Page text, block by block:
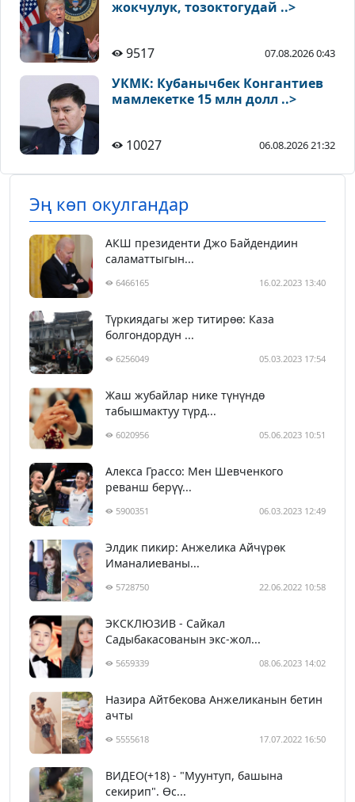
жокчулук, тозоктогудай ..>
9517 07.08.2026 0:43
УКМК: Кубанычбек Конгантиев
мамлекетке 15 млн долл ..>
10027 06.08.2026 21:32
Эң көп окулгандар
АКШ президенти Джо Байдендиин
саламаттыгын...
6466165 16.02.2023 13:40
Түркиядагы жер титирөө: Каза
болгондордун ...
6256049 05.03.2023 17:54
Жаш жубайлар нике түнүндө
табышмактуу түрд...
6020956 05.06.2023 10:51
Алекса Грассо: Мен Шевченкого
реванш берүү...
5900351 06.03.2023 12:49
Элдик пикир: Анжелика Айчүрөк
Иманалиеваны...
5728750 22.06.2022 10:58
ЭКСКЛЮЗИВ - Сайкал
Садыбакасованын экс-жол...
5659339 08.06.2023 14:02
Назира Айтбекова Анжеликанын бетин
ачты
5555618 17.07.2022 16:50
ВИДЕО(+18) - "Муунтуп, башына
секирип". Өс...